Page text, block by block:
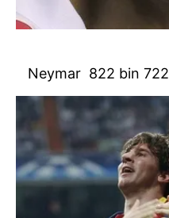
Neymar 822 bin 722